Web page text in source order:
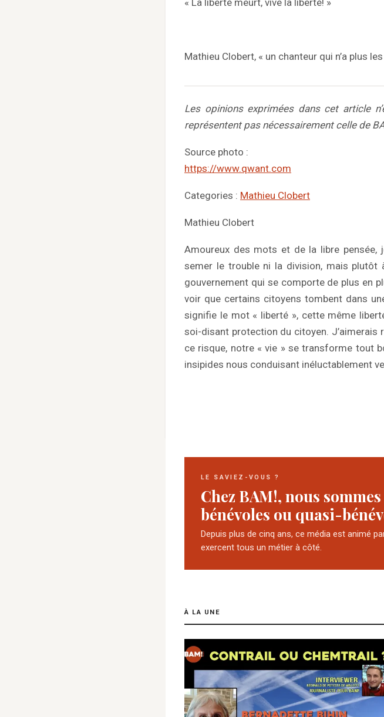
« La liberté meurt, vive la liberté! »
Mathieu Clobert, « un chanteur qui n’a plus
Les opinions exprimées dans cet article
représentent pas nécessairement celle de
Source photo :
https://www.qwant.com
Categories : Mathieu Clobert
Mathieu Clobert
Amoureux des mots et de la libre
semer le trouble ni la division, mais plutôt
gouvernement qui se comporte de plus en
voir que certains citoyens tombent dans
signifie le mot « liberté », cette même
soi-disant protection du citoyen. J’aimerais
ce risque, notre « vie » se transforme tout
insipides nous conduisant inéluctablement
LE SAVIEZ-VOUS ?
Chez BAM!, nous
bénévoles ou quasi-
Depuis plus de cinq ans, ce média est animé
exercent tous un métier à côté.
À LA UNE